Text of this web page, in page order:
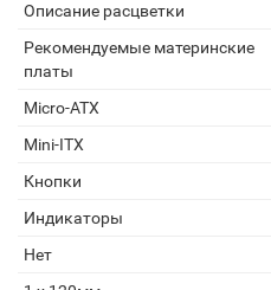
Описание расцветки
Рекомендуемые материнские
платы
Micro-ATX
Mini-ITX
Кнопки
Индикаторы
Нет